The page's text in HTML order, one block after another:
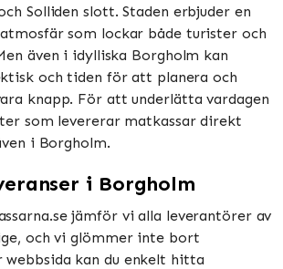
Solliden slott. Staden erbjuder en
som lockar både turister och
även i idylliska Borgholm kan
och tiden för att planera och
knapp. För att underlätta vardagen
som levererar matkassar direkt
i Borgholm.
i Borgholm
jämför vi alla leverantörer av
och vi glömmer inte bort
webbsida kan du enkelt hitta